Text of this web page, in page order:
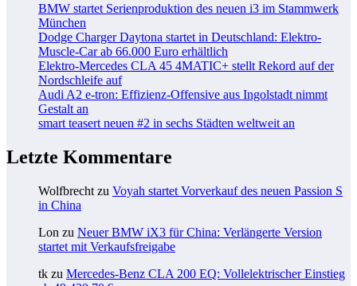
BMW startet Serienproduktion des neuen i3 im Stammwerk
München
Dodge Charger Daytona startet in Deutschland: Elektro-
Muscle-Car ab 66.000 Euro erhältlich
Elektro-Mercedes CLA 45 4MATIC+ stellt Rekord auf der
Nordschleife auf
Audi A2 e-tron: Effizienz-Offensive aus Ingolstadt nimmt
Gestalt an
smart teasert neuen #2 in sechs Städten weltweit an
Letzte Kommentare
Wolfbrecht zu Voyah startet Vorverkauf des neuen Passion S
in China
Lon zu Neuer BMW iX3 für China: Verlängerte Version
startet mit Verkaufsfreigabe
tk zu Mercedes-Benz CLA 200 EQ: Vollelektrischer Einstieg